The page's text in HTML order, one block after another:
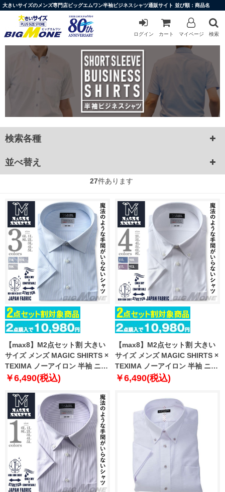
大きいサイズのメンズ専門店ビッグエムワン半袖ビジネスシャツ通販サイト 並び順：商品名
ログイン カート マイページ 検索
検索各種
並べ替え
27件あります
【max8】M2点セット割 大きい
サイズ メンズ MAGIC SHIRTS ×
TEXIMA ノーアイロン 半袖 ニッ
ト ワイシャツ セミワイド 吸水速
ms-240208sw
￥6,490(税込)
【max8】M2点セット割 大きい
サイズ メンズ MAGIC SHIRTS ×
TEXIMA ノーアイロン 半袖 ニッ
ト ワイシャツ ボタンダウン 吸水
ms-240207bd
￥6,490(税込)